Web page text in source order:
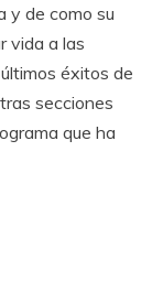
y de como su
vida a las
éxitos de
secciones
que ha